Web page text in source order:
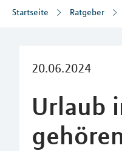
Startseite Ratgeber
20.06.2024
Urlaub